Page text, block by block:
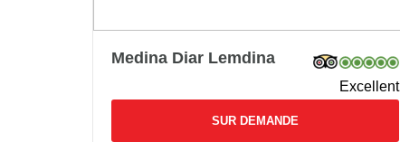
Medina Diar Lemdina
Excellent
SUR DEMANDE